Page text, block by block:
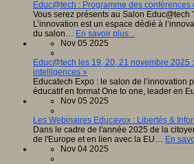
Educ@tech : Programme des conférences
Vous serez présents au Salon
L’innovation est un espace dédié à
du salon… En savoir plus...
Nov 05 2025
Educ@tech les 19, 20, 21 novembre 2025
intelligences »
Educatech Expo : le salon de l’innovation
éducatif en format One to one, leader en
Nov 05 2025
Les Webinaires Educavox : Libertés &
Dans le cadre de l'année 2025 de la
de l'Europe et en lien avec la EU… En
Nov 04 2025